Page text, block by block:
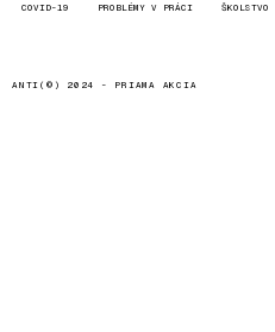
COVID-19 PROBLÉMY V PRÁCI ŠKOLSTVO
ANTI(©) 2024 - PRIAMA AKCIA